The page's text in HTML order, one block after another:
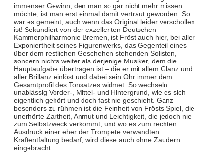
immenser Gewinn, den man so gar nicht mehr missen
möchte, ist man erst einmal damit vertraut geworden. So
war es gemeint, auch wenn das Original leider verschollen
ist! Sekundiert von der exzellenten Deutschen
Kammerphilharmonie Bremen, ist Fröst auch hier, bei aller
Exponiertheit seines Figurenwerks, das Gegenteil eines
über dem restlichen Geschehen stehenden Solisten,
sondern nichts weiter als derjenige Musiker, dem die
Hauptaufgabe übertragen ist – die er mit allem Glanz und
aller Brillanz einlöst und dabei sein Ohr immer dem
Gesamtprofil des Tonsatzes widmet. So wechseln
unablässig Vorder-, Mittel- und Hintergrund, wie es sich
eigentlich gehört und doch fast nie geschieht. Ganz
besonders zu rühmen ist die Feinheit von Frösts Spiel, die
unerhörte Zartheit, Anmut und Leichtigkeit, die jedoch nie
zum Selbstzweck verkommt, und wo es zum rechten
Ausdruck einer eher der Trompete verwandten
Kraftentfaltung bedarf, wird diese auch ohne Zaudern
eingebracht.